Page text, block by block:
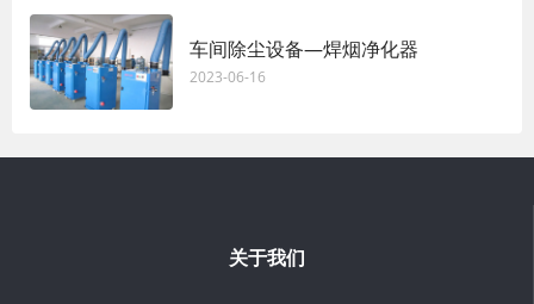
车间除尘设备—焊烟净化器
2023-06-16
关于我们